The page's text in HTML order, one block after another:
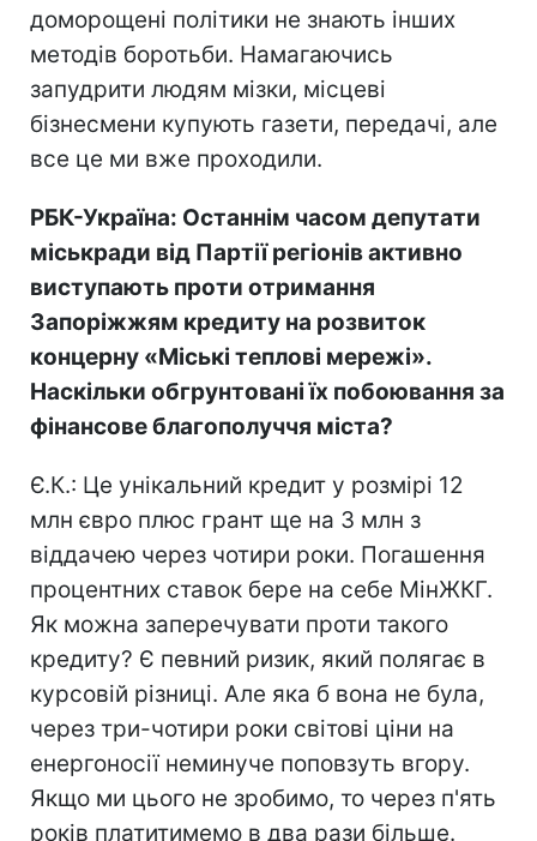
доморощені політики не знають інших
методів боротьби. Намагаючись
запудрити людям мізки, місцеві
бізнесмени купують газети, передачі, але
все це ми вже проходили.
РБК-Україна: Останнім часом депутати
міськради від Партії регіонів активно
виступають проти отримання
Запоріжжям кредиту на розвиток
концерну «Міські теплові мережі».
Наскільки обгрунтовані їх побоювання за
фінансове благополуччя міста?
Є.К.: Це унікальний кредит у розмірі 12
млн євро плюс грант ще на 3 млн з
віддачею через чотири роки. Погашення
процентних ставок бере на себе МінЖКГ.
Як можна заперечувати проти такого
кредиту? Є певний ризик, який полягає в
курсовій різниці. Але яка б вона не була,
через три-чотири роки світові ціни на
енергоносії неминуче поповзуть вгору.
Якщо ми цього не зробимо, то через п'ять
років платитимемо в два рази більше.